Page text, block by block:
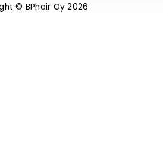
© BPhair Oy 2026